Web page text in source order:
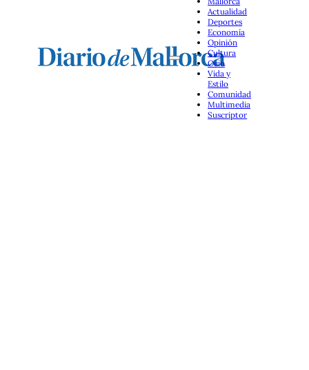
Actualidad
Deportes
Economía
Opinión
Cultura
Ocio
Vida y
Estilo
Comunidad
Multimedia
Suscriptor